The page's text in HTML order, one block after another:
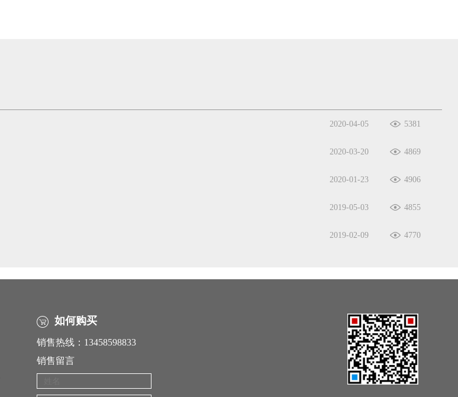
2020-04-05 5381
2020-03-20 4869
2020-01-23 4906
2019-05-03 4855
2019-02-09 4770
如何购买
销售热线：13458598833
销售留言